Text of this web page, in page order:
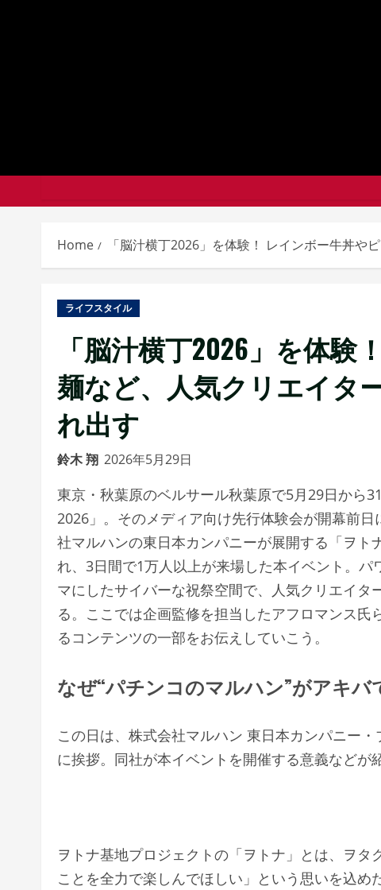
Home 「脳汁横丁2026」を体験！ レインボー牛丼や
ライフスタイル
「脳汁横丁2026」を体
麺など、人気クリエイタ
れ出す
鈴木 翔 2026年5月29日
東京・秋葉原のベルサール秋葉原で5月29日から
2026」。そのメディア向け先行体験会が開幕前
社マルハンの東日本カンパニーが展開する「ヲト
れ、3日間で1万人以上が来場した本イベント。
マにしたサイバーな祝祭空間で、人気クリエイ
る。ここでは企画監修を担当したアフロマンス
るコンテンツの一部をお伝えしていこう。
なぜ“パチンコのマルハン”がアキバ
この日は、株式会社マルハン 東日本カンパニー
に挨拶。同社が本イベントを開催する意義などが
ヲトナ基地プロジェクトの「ヲトナ」とは、ヲ
ことを全力で楽しんでほしい」という思いを込